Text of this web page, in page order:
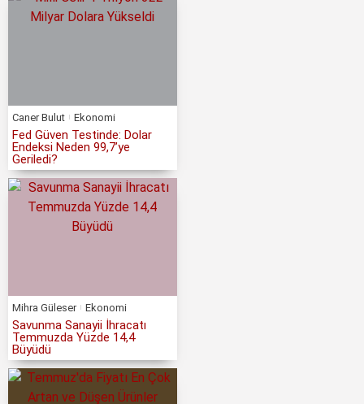
Caner Bulut Ekonomi
Fed Güven Testinde: Dolar
Endeksi Neden 99,7’ye
Geriledi?
Mihra Güleser Ekonomi
Savunma Sanayii İhracatı
Temmuzda Yüzde 14,4
Büyüdü